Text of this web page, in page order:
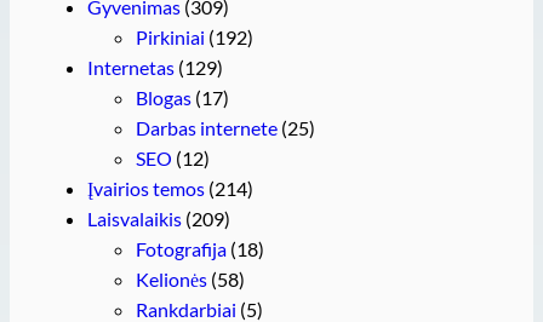
Gyvenimas (309)
Pirkiniai (192)
Internetas (129)
Blogas (17)
Darbas internete (25)
SEO (12)
Įvairios temos (214)
Laisvalaikis (209)
Fotografija (18)
Kelionės (58)
Rankdarbiai (5)